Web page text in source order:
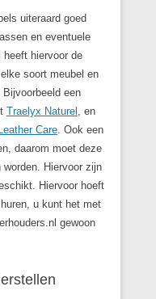
uiteraard goed
en eventuele
heeft hiervoor de
soort meubel en
een
Traelyx Naturel , en
Leather Care. Ook een
daarom moet deze
worden. Hiervoor zijn
Hiervoor hoeft
u kunt het met
gewoon